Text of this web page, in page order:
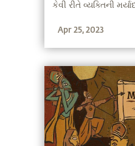
કેવી રીતે વ્યક્તિની
Apr 25, 2023